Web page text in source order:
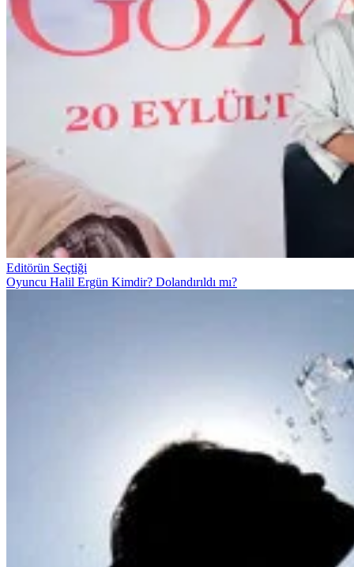
Editörün Seçtiği
Oyuncu Halil Ergün Kimdir? Dolandırıldı mı?